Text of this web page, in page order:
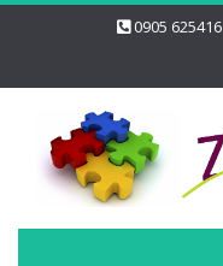
0905 625416